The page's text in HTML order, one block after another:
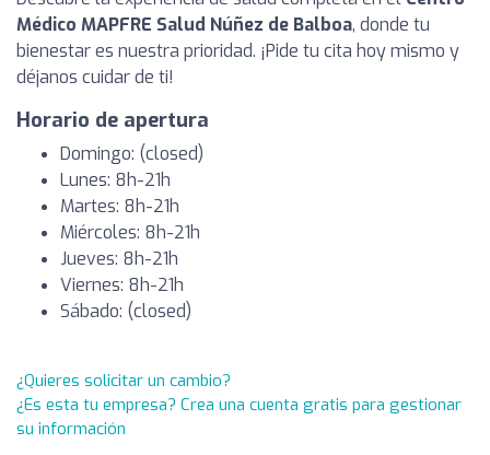
Médico MAPFRE Salud Núñez de Balboa, donde tu
bienestar es nuestra prioridad. ¡Pide tu cita hoy mismo y
déjanos cuidar de ti!
Horario de apertura
Domingo: (closed)
Lunes: 8h-21h
Martes: 8h-21h
Miércoles: 8h-21h
Jueves: 8h-21h
Viernes: 8h-21h
Sábado: (closed)
¿Quieres solicitar un cambio?
¿Es esta tu empresa? Crea una cuenta gratis para gestionar
su información